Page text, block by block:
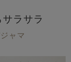
ラサラ
ャマ